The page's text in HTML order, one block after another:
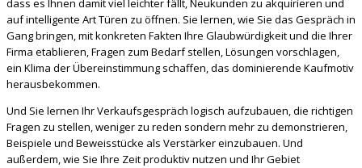
dass es Ihnen damit viel leichter fällt, Neukunden zu akquirieren und
auf intelligente Art Türen zu öffnen. Sie lernen, wie Sie das Gespräch in
Gang bringen, mit konkreten Fakten Ihre Glaubwürdigkeit und die Ihrer
Firma etablieren, Fragen zum Bedarf stellen, Lösungen vorschlagen,
ein Klima der Übereinstimmung schaffen, das dominierende Kaufmotiv
herausbekommen.
Und Sie lernen Ihr Verkaufsgespräch logisch aufzubauen, die richtigen
Fragen zu stellen, weniger zu reden sondern mehr zu demonstrieren,
Beispiele und Beweisstücke als Verstärker einzubauen. Und
außerdem, wie Sie Ihre Zeit produktiv nutzen und Ihr Gebiet